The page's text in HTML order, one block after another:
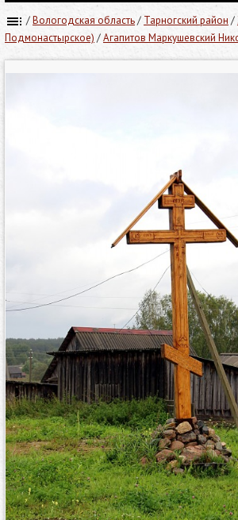
/Вологодская область/ Тарногский район /
Подмонастырское) /Агапитов Маркушевский